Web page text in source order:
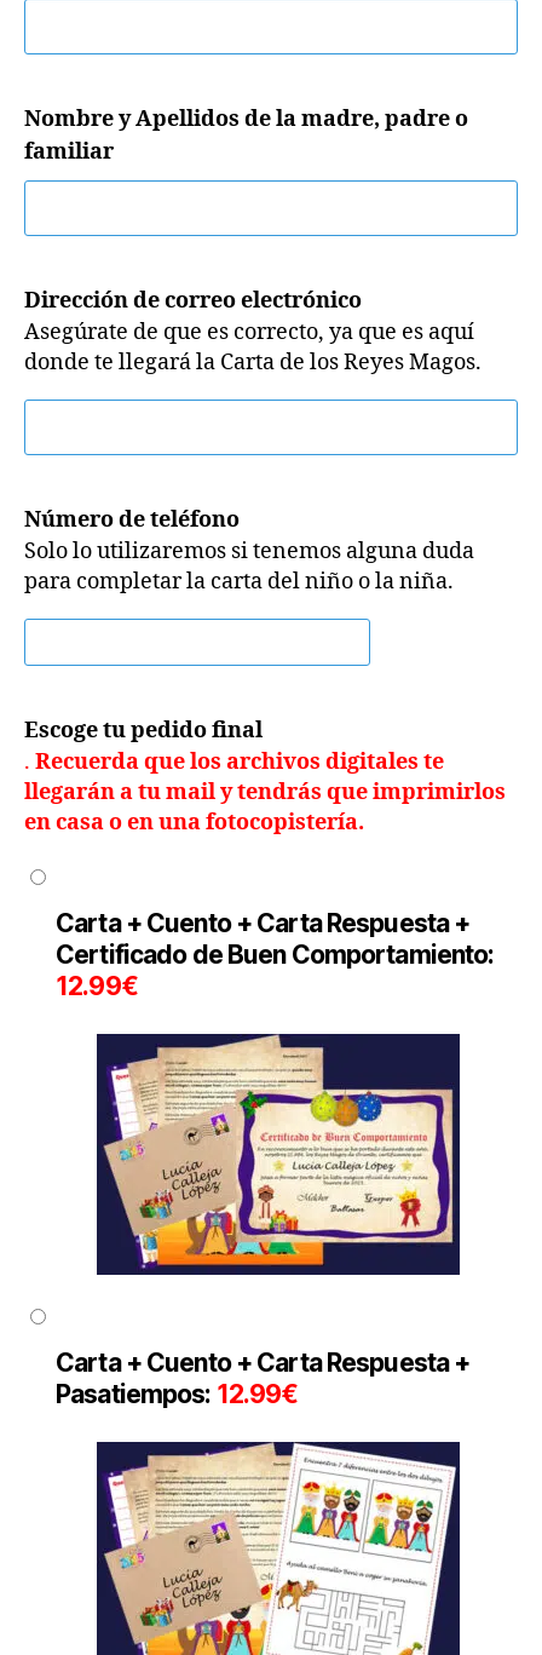
Nombre y Apellidos de la madre, padre o
familiar
Dirección de correo electrónico
Asegúrate de que es correcto, ya que es aquí
donde te llegará la Carta de los Reyes Magos.
Número de teléfono
Solo lo utilizaremos si tenemos alguna duda
para completar la carta del niño o la niña.
Escoge tu pedido final
. Recuerda que los archivos digitales te
llegarán a tu mail y tendrás que imprimirlos
en casa o en una fotocopistería.
Carta + Cuento + Carta Respuesta +
Certificado de Buen Comportamiento:
12.99€
Carta + Cuento + Carta Respuesta +
Pasatiempos: 12.99€